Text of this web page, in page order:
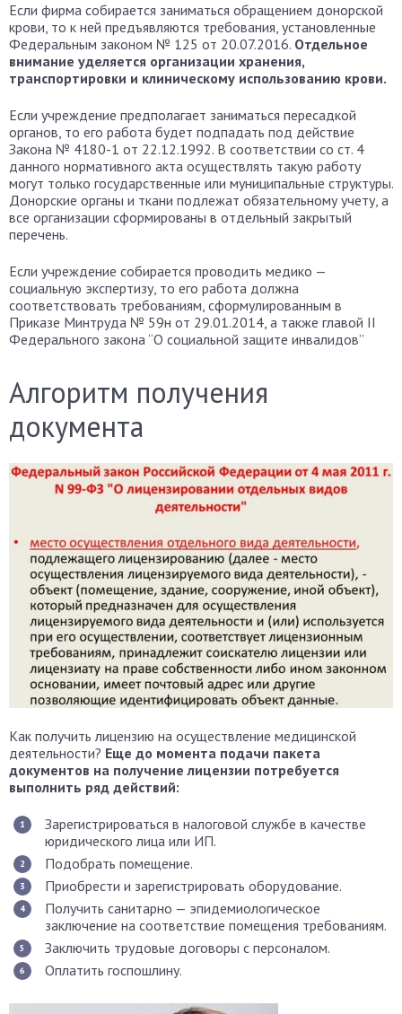
Если фирма собирается заниматься обращением донорской
крови, то к ней предъявляются требования, установленные
Федеральным законом № 125 от 20.07.2016. Отдельное
внимание уделяется организации хранения,
транспортировки и клиническому использованию крови.
Если учреждение предполагает заниматься пересадкой
органов, то его работа будет подпадать под действие
Закона № 4180-1 от 22.12.1992. В соответствии со ст. 4
данного нормативного акта осуществлять такую работу
могут только государственные или муниципальные структуры.
Донорские органы и ткани подлежат обязательному учету, а
все организации сформированы в отдельный закрытый
перечень.
Если учреждение собирается проводить медико —
социальную экспертизу, то его работа должна
соответствовать требованиям, сформулированным в
Приказе Минтруда № 59н от 29.01.2014, а также главой II
Федерального закона “О социальной защите инвалидов”
Алгоритм получения
документа
Как получить лицензию на осуществление медицинской
деятельности? Еще до момента подачи пакета
документов на получение лицензии потребуется
выполнить ряд действий:
Зарегистрироваться в налоговой службе в качестве
юридического лица или ИП.
Подобрать помещение.
Приобрести и зарегистрировать оборудование.
Получить санитарно — эпидемиологическое
заключение на соответствие помещения требованиям.
Заключить трудовые договоры с персоналом.
Оплатить госпошлину.